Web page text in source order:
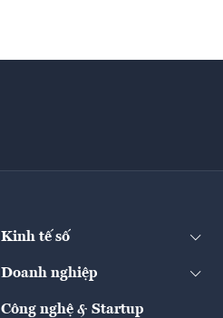
Kinh tế số
Doanh nghiệp
Công nghệ & Startup